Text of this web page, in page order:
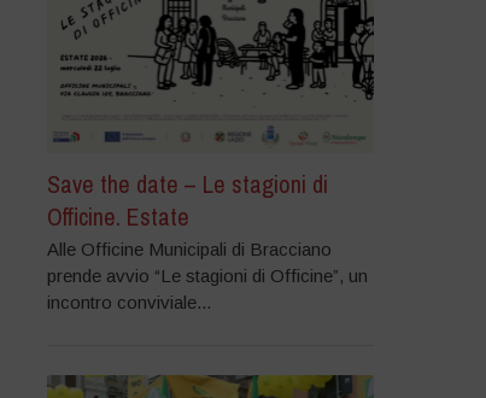
Save the date – Le stagioni di
Officine. Estate
Alle Officine Municipali di Bracciano
prende avvio “Le stagioni di Officine”, un
incontro conviviale...